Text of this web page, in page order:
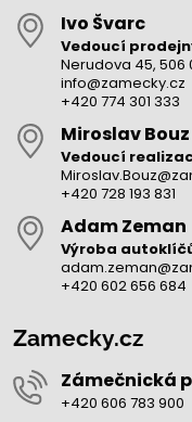
Ivo Švarc
Vedoucí
Nerudova 45, 506
info@zamecky.cz
+420 774 301 333
Miroslav Bouz
Vedoucí
+420 728 193 831
Adam Zeman
Výroba
+420 602 656 684
Zamecky.cz
Zámečnická
+420 606 783 900